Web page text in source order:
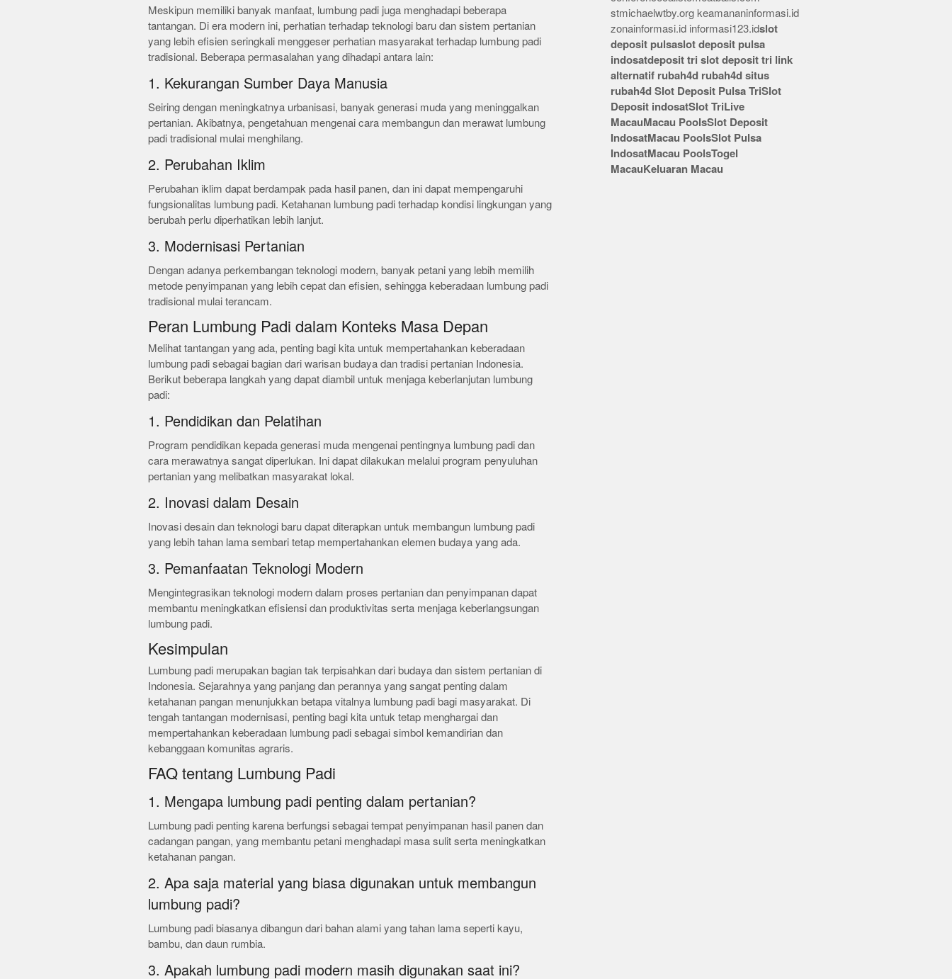
Meskipun memiliki banyak manfaat, lumbung padi juga menghadapi beberapa
tantangan. Di era modern ini, perhatian terhadap teknologi baru dan sistem pertanian
yang lebih efisien seringkali menggeser perhatian masyarakat terhadap lumbung padi
tradisional. Beberapa permasalahan yang dihadapi antara lain:
1. Kekurangan Sumber Daya Manusia
Seiring dengan meningkatnya urbanisasi, banyak generasi muda yang meninggalkan
pertanian. Akibatnya, pengetahuan mengenai cara membangun dan merawat lumbung
padi tradisional mulai menghilang.
2. Perubahan Iklim
Perubahan iklim dapat berdampak pada hasil panen, dan ini dapat mempengaruhi
fungsionalitas lumbung padi. Ketahanan lumbung padi terhadap kondisi lingkungan yang
berubah perlu diperhatikan lebih lanjut.
3. Modernisasi Pertanian
Dengan adanya perkembangan teknologi modern, banyak petani yang lebih memilih
metode penyimpanan yang lebih cepat dan efisien, sehingga keberadaan lumbung padi
tradisional mulai terancam.
Peran Lumbung Padi dalam Konteks Masa Depan
Melihat tantangan yang ada, penting bagi kita untuk mempertahankan keberadaan
lumbung padi sebagai bagian dari warisan budaya dan tradisi pertanian Indonesia.
Berikut beberapa langkah yang dapat diambil untuk menjaga keberlanjutan lumbung
padi:
1. Pendidikan dan Pelatihan
Program pendidikan kepada generasi muda mengenai pentingnya lumbung padi dan
cara merawatnya sangat diperlukan. Ini dapat dilakukan melalui program penyuluhan
pertanian yang melibatkan masyarakat lokal.
2. Inovasi dalam Desain
Inovasi desain dan teknologi baru dapat diterapkan untuk membangun lumbung padi
yang lebih tahan lama sembari tetap mempertahankan elemen budaya yang ada.
3. Pemanfaatan Teknologi Modern
Mengintegrasikan teknologi modern dalam proses pertanian dan penyimpanan dapat
membantu meningkatkan efisiensi dan produktivitas serta menjaga keberlangsungan
lumbung padi.
Kesimpulan
Lumbung padi merupakan bagian tak terpisahkan dari budaya dan sistem pertanian di
Indonesia. Sejarahnya yang panjang dan perannya yang sangat penting dalam
ketahanan pangan menunjukkan betapa vitalnya lumbung padi bagi masyarakat. Di
tengah tantangan modernisasi, penting bagi kita untuk tetap menghargai dan
mempertahankan keberadaan lumbung padi sebagai simbol kemandirian dan
kebanggaan komunitas agraris.
FAQ tentang Lumbung Padi
1. Mengapa lumbung padi penting dalam pertanian?
Lumbung padi penting karena berfungsi sebagai tempat penyimpanan hasil panen dan
cadangan pangan, yang membantu petani menghadapi masa sulit serta meningkatkan
ketahanan pangan.
2. Apa saja material yang biasa digunakan untuk membangun
lumbung padi?
Lumbung padi biasanya dibangun dari bahan alami yang tahan lama seperti kayu,
bambu, dan daun rumbia.
3. Apakah lumbung padi modern masih digunakan saat ini?
stmichaelwtby.org keamananinformasi.id
zonainformasi.id informasi123.idslot
deposit pulsaslot deposit pulsa
indosatdeposit tri slot deposit tri link
alternatif rubah4d rubah4d situs
rubah4d Slot Deposit Pulsa TriSlot
Deposit indosatSlot TriLive
MacauMacau PoolsSlot Deposit
IndosatMacau PoolsSlot Pulsa
IndosatMacau PoolsTogel
MacauKeluaran Macau